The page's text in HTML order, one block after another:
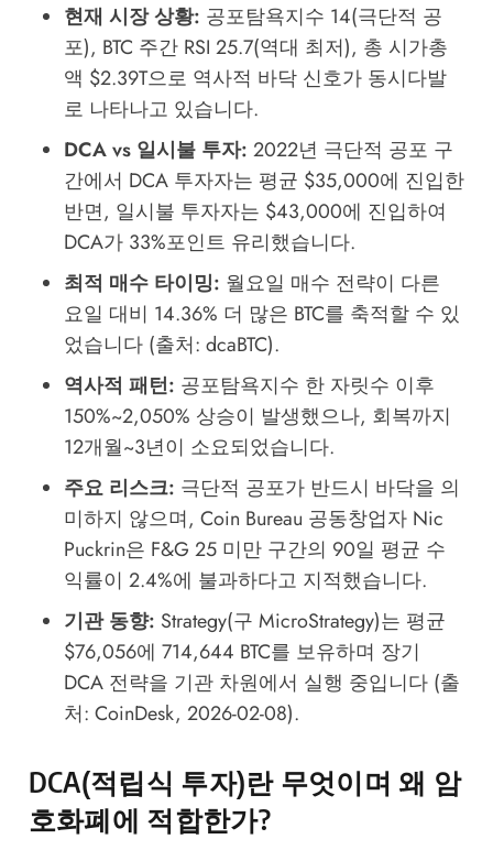
현재 시장 상황: 공포탐욕지수 14(극단적 공
포), BTC 주간 RSI 25.7(역대 최저), 총 시가총
액 $2.39T으로 역사적 바닥 신호가 동시다발
로 나타나고 있습니다.
DCA vs 일시불 투자: 2022년 극단적 공포 구
간에서 DCA 투자자는 평균 $35,000에 진입한
반면, 일시불 투자자는 $43,000에 진입하여
DCA가 33%포인트 유리했습니다.
최적 매수 타이밍: 월요일 매수 전략이 다른
요일 대비 14.36% 더 많은 BTC를 축적할 수 있
었습니다 (출처: dcaBTC).
역사적 패턴: 공포탐욕지수 한 자릿수 이후
150%~2,050% 상승이 발생했으나, 회복까지
12개월~3년이 소요되었습니다.
주요 리스크: 극단적 공포가 반드시 바닥을 의
미하지 않으며, Coin Bureau 공동창업자 Nic
Puckrin은 F&G 25 미만 구간의 90일 평균 수
익률이 2.4%에 불과하다고 지적했습니다.
기관 동향: Strategy(구 MicroStrategy)는 평균
$76,056에 714,644 BTC를 보유하며 장기
DCA 전략을 기관 차원에서 실행 중입니다 (출
처: CoinDesk, 2026-02-08).
DCA(적립식 투자)란 무엇이며 왜 암
호화폐에 적합한가?